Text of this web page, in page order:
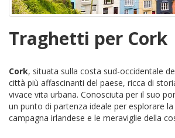
Traghetti per Cork
Cork, situata sulla costa sud-occidentale
città più affascinanti del paese, ricca di
vivace vita urbana. Conosciuta per il suo
un punto di partenza ideale per esplorare
campagna irlandese e le meraviglie della